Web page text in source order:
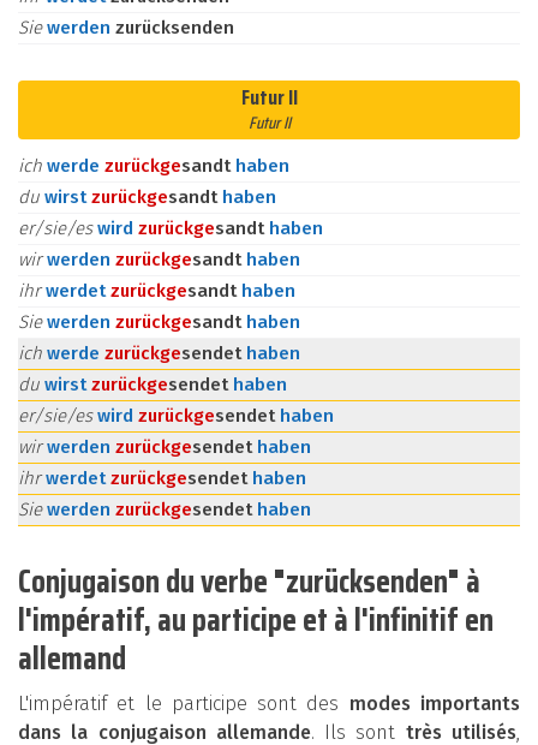
Siewerden zurücksenden
Futur II
Futur II
ich werde zurückgesandt haben
du wirstzurückgesandt haben
er/sie/eswird zurückgesandt haben
wirwerden zurückgesandt haben
ihrwerdetzurückgesandt haben
Siewerden zurückgesandt haben
ich werde zurückgesendet haben
du wirstzurückgesendet haben
er/sie/eswird zurückgesendet haben
wirwerden zurückgesendet haben
ihrwerdetzurückgesendet haben
Siewerden zurückgesendet haben
Conjugaison du verbe "zurücksenden" à
l'impératif, au participe et à l'infinitif en
allemand
L'impératif et le participe sont des modes importants
dans la conjugaison allemande. Ils sont très utilisés,